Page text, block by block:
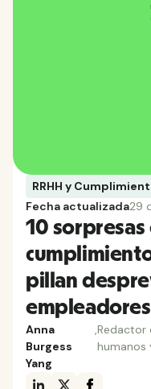
RRHH y
Fecha actualizada29
10
pillan
Anna
Burgess
Yang
,Redactor
humanos